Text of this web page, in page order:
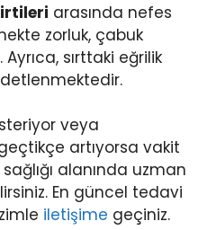
arasında nefes
zorluk, çabuk
sırttaki eğrilik
veya
artıyorsa vakit
alanında uzman
En güncel tedavi
iletişime geçiniz.